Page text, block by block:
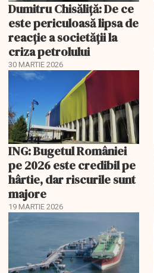
Dumitru Chisăliță: De ce
este periculoasă lipsa de
reacție a societății la
criza petrolului
30 MARTIE 2026
ING: Bugetul României
pe 2026 este credibil pe
hârtie, dar riscurile sunt
majore
19 MARTIE 2026